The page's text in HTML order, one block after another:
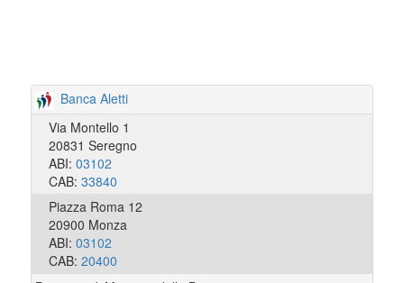
Banca Aletti
Via Montello 1
20831 Seregno
ABI: 03102
CAB: 33840
Piazza Roma 12
20900 Monza
ABI: 03102
CAB: 20400